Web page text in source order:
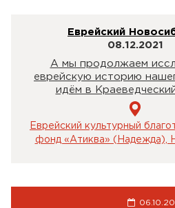
Еврейский
08.12.2021
А мы продолжаем
еврейскую историю
идём в
Еврейский культурный
фонд «Атиква» (Надежда),